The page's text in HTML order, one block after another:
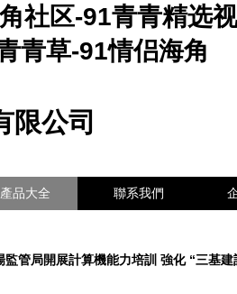
社区-91青青精选
青草-91情侣海角
限公司
產品大全 聯系我們
監管局開展計算機能力培訓 強化 “三基建